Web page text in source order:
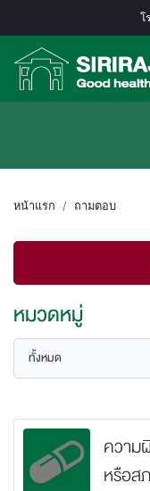
โ
หน้าแรก ถามตอบ
หมวดหมู่
ทั้งหมด
ความ
หรือส